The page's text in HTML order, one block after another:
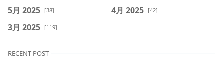
5月 2025 [38] 4月 2025 [42]
3月 2025 [119]
RECENT POST